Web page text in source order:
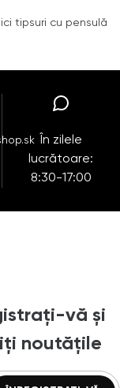
tipsuri cu pensulă
În zilele
lucrătoare:
8:30-17:00
vă și
noutățile